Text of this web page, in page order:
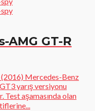
AMG GT-R
Mercedes-Benz
yarış versiyonu
Test aşamasında olan